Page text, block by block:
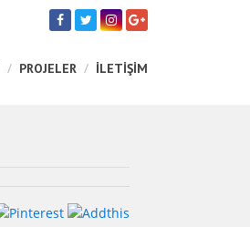
PROJELER İLETİŞİM